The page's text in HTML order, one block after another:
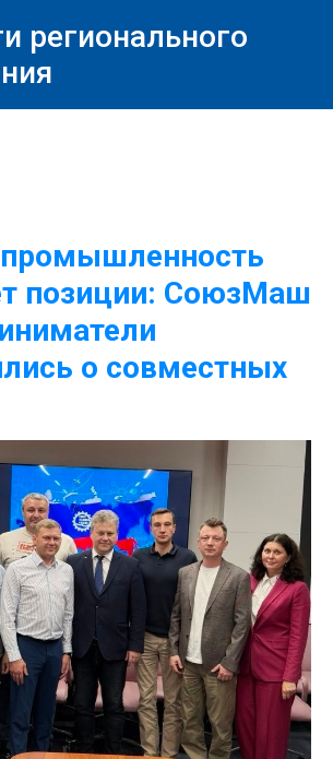
регионального
позиции: СоюзМаш
о совместных